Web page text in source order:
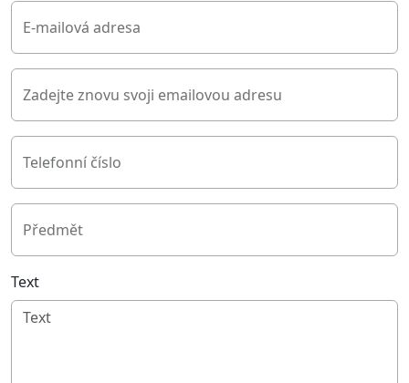
E-mailová adresa
Zadejte znovu svoji emailovou adresu
Telefonní číslo
Předmět
Text